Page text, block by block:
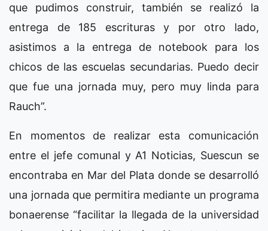
que pudimos construir, también se realizó la
entrega de 185 escrituras y por otro lado,
asistimos a la entrega de notebook para los
chicos de las escuelas secundarias. Puedo decir
que fue una jornada muy, pero muy linda para
Rauch”.
En momentos de realizar esta comunicación
entre el jefe comunal y A1 Noticias, Suescun se
encontraba en Mar del Plata donde se desarrolló
una jornada que permitira mediante un programa
bonaerense “facilitar la llegada de la universidad